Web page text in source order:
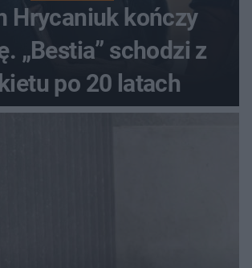
Hrycaniuk kończy
„Bestia” schodzi z
po 20 latach